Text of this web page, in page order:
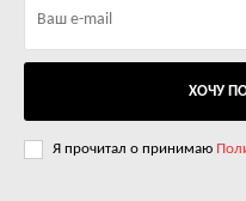
ХОЧУ
Я прочитал о принимаю